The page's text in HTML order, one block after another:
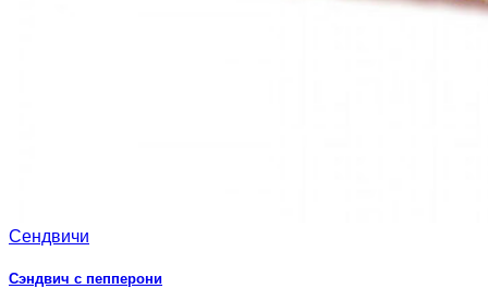
Сендвичи
Сэндвич с пепперони